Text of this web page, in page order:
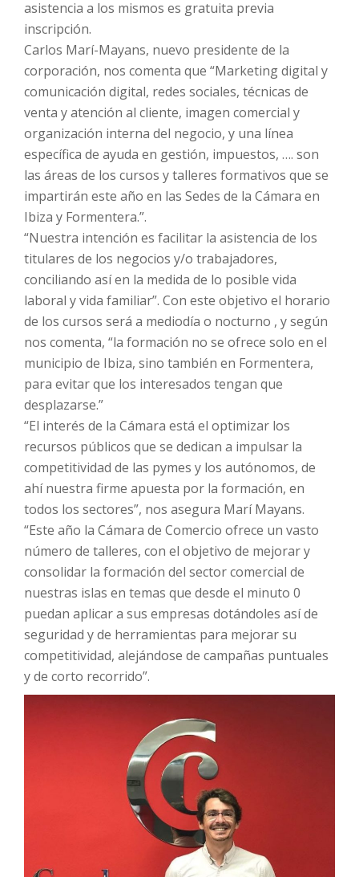
asistencia a los mismos es gratuita previa
inscripción.
Carlos Marí-Mayans, nuevo presidente de la
corporación, nos comenta que “Marketing digital y
comunicación digital, redes sociales, técnicas de
venta y atención al cliente, imagen comercial y
organización interna del negocio, y una línea
específica de ayuda en gestión, impuestos, …. son
las áreas de los cursos y talleres formativos que se
impartirán este año en las Sedes de la Cámara en
Ibiza y Formentera.”.
“Nuestra intención es facilitar la asistencia de los
titulares de los negocios y/o trabajadores,
conciliando así en la medida de lo posible vida
laboral y vida familiar”. Con este objetivo el horario
de los cursos será a mediodía o nocturno , y según
nos comenta, “la formación no se ofrece solo en el
municipio de Ibiza, sino también en Formentera,
para evitar que los interesados tengan que
desplazarse.”
“El interés de la Cámara está el optimizar los
recursos públicos que se dedican a impulsar la
competitividad de las pymes y los autónomos, de
ahí nuestra firme apuesta por la formación, en
todos los sectores”, nos asegura Marí Mayans.
“Este año la Cámara de Comercio ofrece un vasto
número de talleres, con el objetivo de mejorar y
consolidar la formación del sector comercial de
nuestras islas en temas que desde el minuto 0
puedan aplicar a sus empresas dotándoles así de
seguridad y de herramientas para mejorar su
competitividad, alejándose de campañas puntuales
y de corto recorrido”.